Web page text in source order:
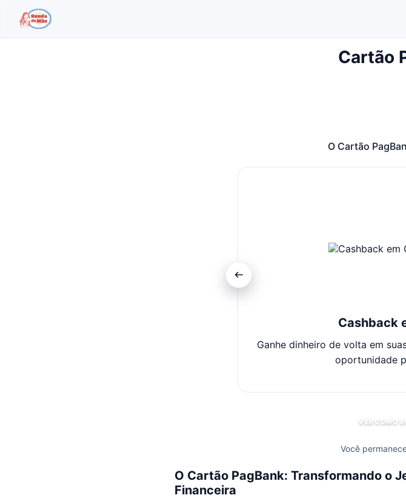
Cartão
O Cartão
Cashback
Ganhe dinheiro de volta em
oportunidade
VER COMO
Você
O Cartão PagBank: Transformando o
Financeira